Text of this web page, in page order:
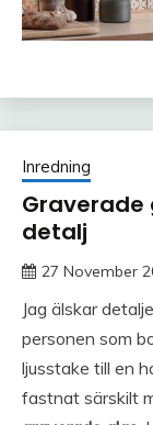
Inredning
Graverade
detalj
27 November
Jag älskar
personen som
ljusstake till en
fastnat särskilt